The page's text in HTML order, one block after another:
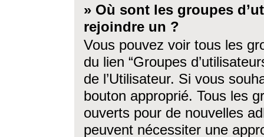
» Où sont les groupes
rejoindre un ?
Vous pouvez voir tous les
du lien “Groupes
de l’Utilisateur. Si vous
bouton approprié. Tous les
ouverts pour de nouvelles
peuvent nécessiter une